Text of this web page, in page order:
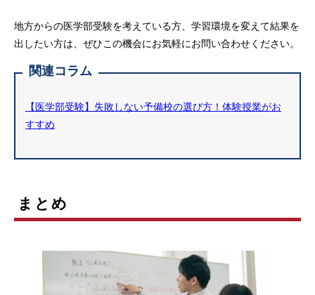
地方からの医学部受験を考えている方、学習環境を変えて結果を
出したい方は、ぜひこの機会にお気軽にお問い合わせください。
関連コラム
【医学部受験】失敗しない予備校の選び方！体験授業がお
すすめ
まとめ